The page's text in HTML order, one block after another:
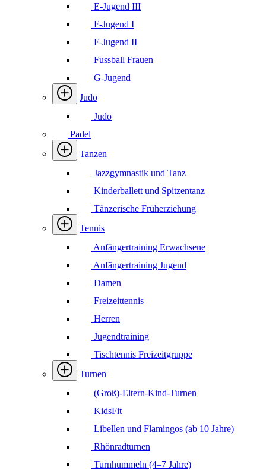
E-Jugend III
F-Jugend I
F-Jugend II
Fussball Frauen
G-Jugend
Judo
Judo
Padel
Tanzen
Jazzgymnastik und Tanz
Kinderballett und Spitzentanz
Tänzerische Früherziehung
Tennis
Anfängertraining Erwachsene
Anfängertraining Jugend
Damen
Freizeittennis
Herren
Jugendtraining
Tischtennis Freizeitgruppe
Turnen
(Groß)-Eltern-Kind-Turnen
KidsFit
Libellen und Flamingos (ab 10 Jahre)
Rhönradturnen
Turnhummeln (4–7 Jahre)